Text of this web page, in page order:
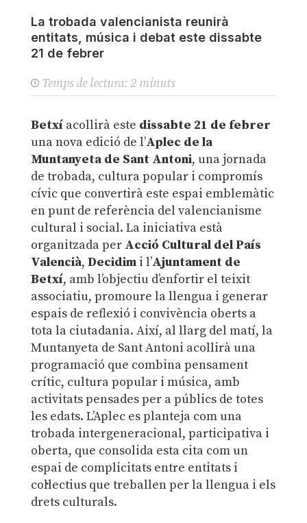
La trobada valencianista reunirà
entitats, música i debat este dissabte
21 de febrer
Temps de lectura: 2 minuts
Betxíacollirà este dissabte 21 de febrer
una nova edició de l’Aplec de la
Muntanyeta de Sant Antoni, una jornada
de trobada, cultura popular i compromís
cívic que convertirà este espai emblemàtic
en punt de referència del valencianisme
cultural i social. La iniciativa està
organitzada per Acció Cultural del País
Valencià, Decidimi l’Ajuntament de
Betxí, amb l’objectiu d’enfortir el teixit
associatiu, promoure la llengua i generar
espais de reflexió i convivència oberts a
tota la ciutadania. Així, al llarg del matí, la
Muntanyeta de Sant Antoni acollirà una
programació que combina pensament
crític, cultura popular i música, amb
activitats pensades per a públics de totes
les edats. L’Aplec es planteja com una
trobada intergeneracional, participativa i
oberta, que consolida esta cita com un
espai de complicitats entre entitats i
col·lectius que treballen per la llengua i els
drets culturals.